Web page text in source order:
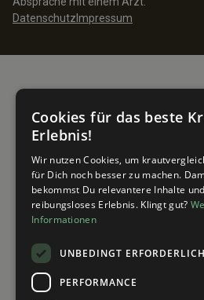
Datenschutz Impressum
Cookies für das beste
Erlebnis!
Wir nutzen Cookies, um
für Dich noch besser zu machen.
bekommst Du relevantere Inhalte
reibungsloses Erlebnis. Klingt gut?
Informationen
UNBEDINGT ERFORDERLICH
PERFORMANCE